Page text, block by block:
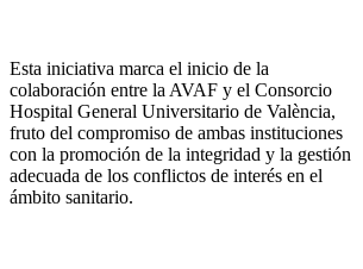
Esta iniciativa marca el inicio de la
colaboración entre la AVAF y el Consorcio
Hospital General Universitario de València,
fruto del compromiso de ambas instituciones
con la promoción de la integridad y la gestión
adecuada de los conflictos de interés en el
ámbito sanitario.